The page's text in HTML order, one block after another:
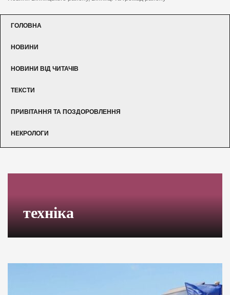
ГОЛОВНА
НОВИНИ
НОВИНИ ВІД ЧИТАЧІВ
ТЕКСТИ
ПРИВІТАННЯ ТА ПОЗДОРОВЛЕННЯ
НЕКРОЛОГИ
техніка